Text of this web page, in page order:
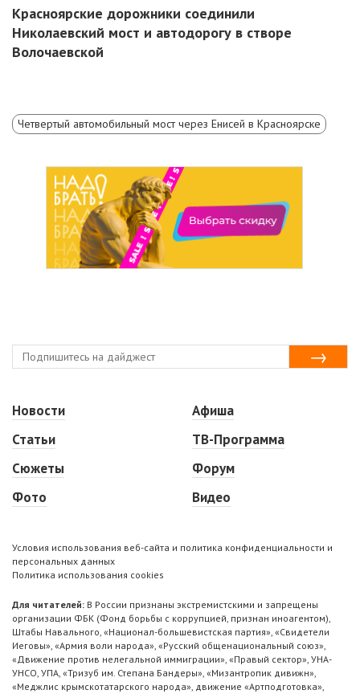
Красноярские дорожники соединили
Николаевский мост и автодорогу в створе
Волочаевской
Четвертый автомобильный мост через Енисей в Красноярске
Новости
Статьи
Сюжеты
Фото
Афиша
ТВ-Программа
Форум
Видео
Условия использования веб-сайта и политика конфиденциальности и
персональных данных
Политика использования cookies
Для читателей: В России признаны экстремистскими и запрещены
организации ФБК (Фонд борьбы с коррупцией, признан иноагентом),
Штабы Навального, «Национал-большевистская партия», «Свидетели
Иеговы», «Армия воли народа», «Русский общенациональный союз»,
«Движение против нелегальной иммиграции», «Правый сектор», УНА-
УНСО, УПА, «Тризуб им. Степана Бандеры», «Мизантропик дивижн»,
«Меджлис крымскотатарского народа», движение «Артподготовка»,